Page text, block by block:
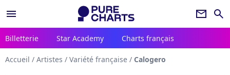
menu newsletter search
Billetterie Star Academy Charts français
Accueil / Artistes / Variété française / Calogero